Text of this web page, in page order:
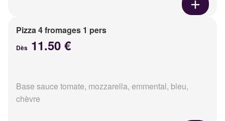
Pizza 4 fromages 1 pers
Dès 11.50 €
Base sauce tomate, mozzarella, emmental, bleu,
chèvre